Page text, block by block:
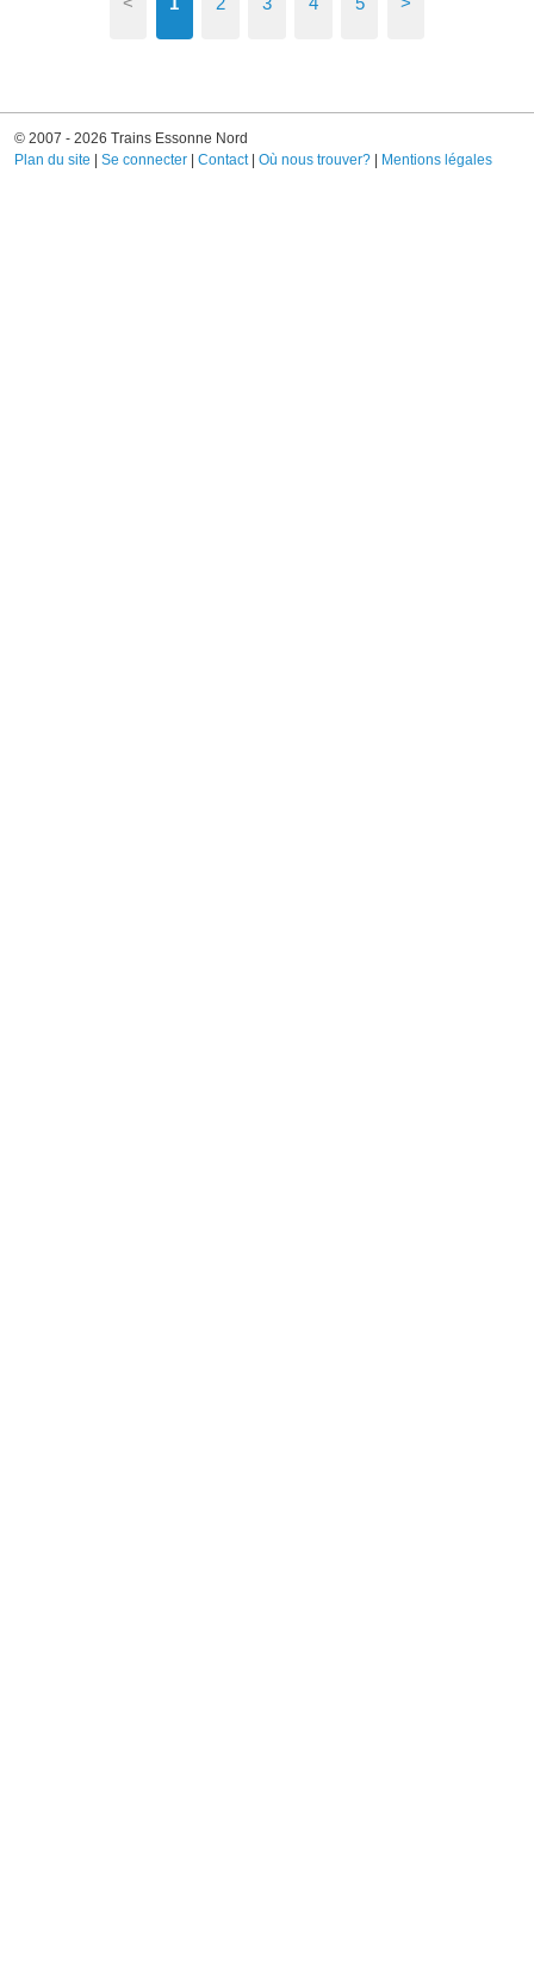
© 2007 - 2026 Trains Essonne Nord
Plan du site |Se connecter |Contact|Où nous trouver? | Mentions légales